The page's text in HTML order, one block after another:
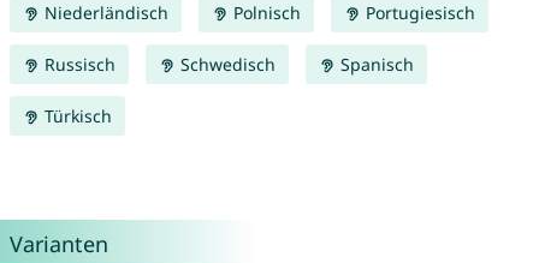
Niederländisch Polnisch Portugiesisch
Russisch Schwedisch Spanisch
Türkisch
Varianten